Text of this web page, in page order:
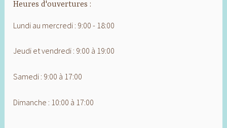
Heures d'ouvertures :
Lundi au mercredi : 9:00 - 18:00
Jeudi et vendredi : 9:00 à 19:00
Samedi : 9:00 à 17:00
Dimanche : 10:00 à 17:00